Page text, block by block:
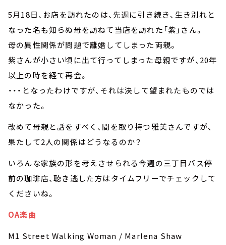
5月18日、お店を訪れたのは、先週に引き続き、生き別れと
なった名も知らぬ母を訪ねて当店を訪れた「紫」さん。
母の異性関係が問題で離婚してしまった両親。
紫さんが小さい頃に出て行ってしまった母親ですが、20年
以上の時を経て再会。
・・・となったわけですが、それは決して望まれたものでは
なかった。
改めて母親と話をすべく、間を取り持つ雅美さんですが、
果たして2人の関係はどうなるのか？
いろんな家族の形を考えさせられる今週の三丁目バス停
前の珈琲店、聴き逃した方はタイムフリーでチェックして
くださいね。
OA楽曲
M1 Street Walking Woman / Marlena Shaw